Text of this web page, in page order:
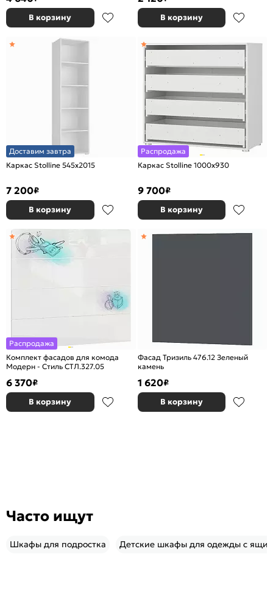
В корзину В корзину
Доставим завтра
Каркас Stolline 545x2015
7 200₽
В корзину
Распродажа
Каркас Stolline 1000x930
9 700₽
В корзину
Распродажа
Комплект фасадов для комода
Модерн - Стиль СТЛ.327.05
6 370₽
В корзину
Фасад Тризиль 476.12 Зеленый
камень
1 620₽
В корзину
Часто ищут
Шкафы для подростка Детские шкафы для одежды с